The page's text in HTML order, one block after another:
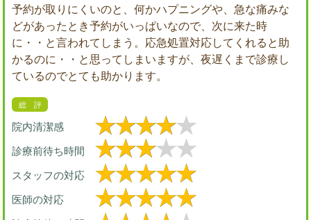
予約が取りにくいのと、何かハプニングや、急な痛みな
どがあったとき予約がいっぱいなので、次に来た時
に・・と言われてしまう。応急処置対応してくれると助
かるのに・・と思ってしまいますが、夜遅くまで診療し
ているのでとても助かります。
院内清潔感
診療前待ち時間
スタッフの対応
医師の対応